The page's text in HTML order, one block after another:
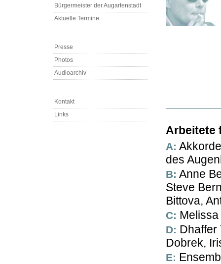
Bürgermeister der Augartenstadt
Aktuelle Termine
Presse
Photos
Audioarchiv
Kontakt
Links
Arbeitete
A: Akkordeonfestival Wien, Marwan Abado, Theater
des
B: Anne Bennent, Broadlahn, Betlehem Allstars,
Steve
Bittova,
C:
D: Dhaffer Youssef, Georg Danzer, Krzysztof
Dobrek,
E: